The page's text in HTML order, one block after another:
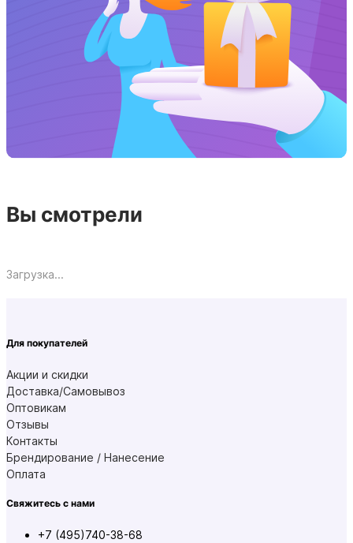
Вы смотрели
Загрузка...
Для покупателей
Акции и скидки
Доставка/Самовывоз
Оптовикам
Отзывы
Контакты
Брендирование / Нанесение
Оплата
Свяжитесь с нами
+7 (495)740-38-68